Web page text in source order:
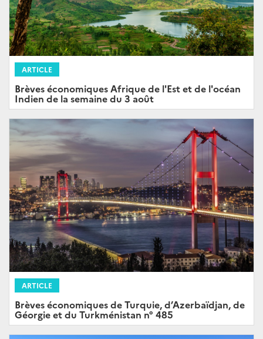
ARTICLE
Brèves économiques Afrique de l'Est et de l'océan
Indien de la semaine du 3 août
ARTICLE
Brèves économiques de Turquie, d’Azerbaïdjan, de
Géorgie et du Turkménistan n° 485